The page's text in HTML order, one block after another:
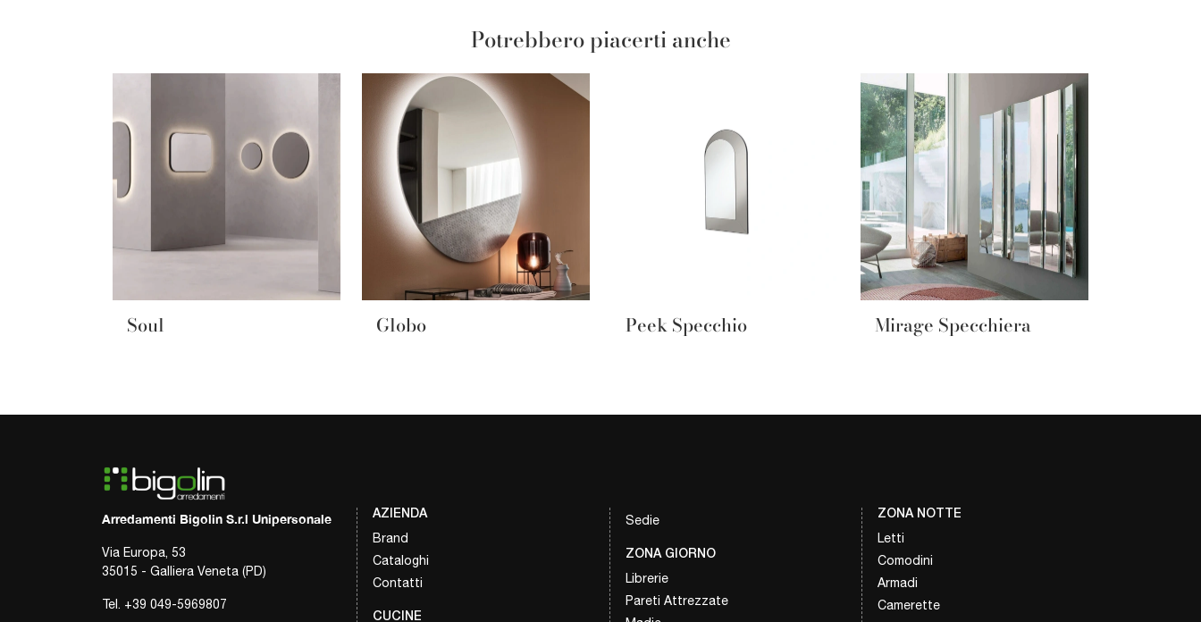
Potrebbero piacerti anche
Soul Globo Peek Specchio Mirage Specchiera
Arredamenti Bigolin S.r.l Unipersonale
Via Europa, 53
35015 - Galliera Veneta (PD)
Tel. +39 049-5969807
AZIENDA
Brand
Cataloghi
Contatti
CUCINE
Sedie
ZONA GIORNO
Librerie
Pareti Attrezzate
ZONA NOTTE
Letti
Comodini
Armadi
Camerette